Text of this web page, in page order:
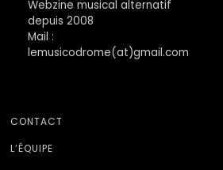
Webzine musical alternatif
depuis 2008
Mail :
lemusicodrome(at)gmail.com
CONTACT
L’ÉQUIPE